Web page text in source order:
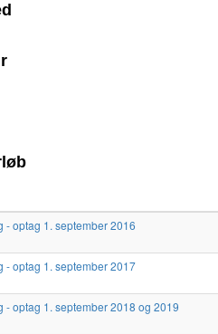
- optag 1. september 2016
- optag 1. september 2017
- optag 1. september 2018 og 2019